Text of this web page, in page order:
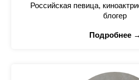
Российская певица,
блогер
Подробнее →